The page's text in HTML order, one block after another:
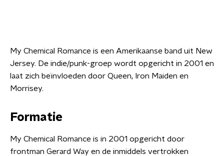
My Chemical Romance is een Amerikaanse band uit New
Jersey. De indie/punk-groep wordt opgericht in 2001 en
laat zich beïnvloeden door Queen, Iron Maiden en
Morrisey.
Formatie
My Chemical Romance is in 2001 opgericht door
frontman Gerard Way en de inmiddels vertrokken